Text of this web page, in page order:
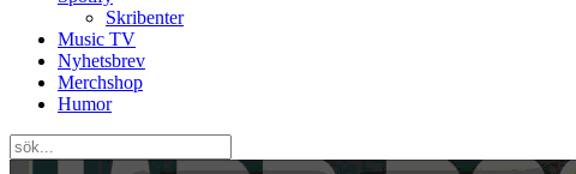
Skribenter
Music TV
Nyhetsbrev
Merchshop
Humor